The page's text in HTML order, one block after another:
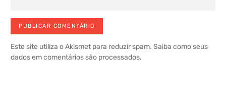
Este site utiliza o Akismet para reduzir spam. Saiba como seus
dados em comentários são processados.